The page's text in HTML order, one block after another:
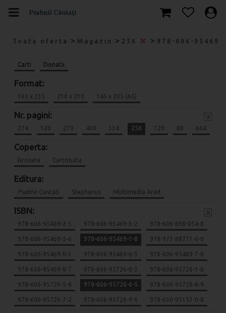
Toata oferta > Magazin > 256 > 978-606-
Carti Donatii
Format:
165 x 235 210 x 210 145 x 205 (A5)
Nr. pagini:
274 120 270 400 334 256 120 80 664
Coperta:
Brosata Cartonata
Editura:
Psalmii Cantati Stephanus Multimedia Arad
ISBN:
978-606-95469-2-5 978-606-95469-3-2 978-606-698-054-8
978-606-95469-5-6 978-606-95469-1-8 978-973-88771-6-0
978-606-95469-0-1 978-606-95469-6-3 978-606-95469-7-0
978-606-95469-8-7 978-606-95726-0-3 978-606-95726-1-0
978-606-95726-5-8 978-606-95726-6-5 978-606-95726-8-9
978-606-95726-7-2 978-606-95726-9-6 978-630-95153-0-8